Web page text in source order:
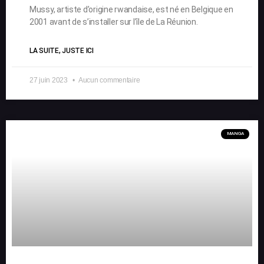
Mussy, artiste d’origine rwandaise, est né en Belgique en
2001 avant de s’installer sur l’île de La Réunion.
LA SUITE, JUSTE ICI
27 juin 2023 Aucun commentaire
MANGA